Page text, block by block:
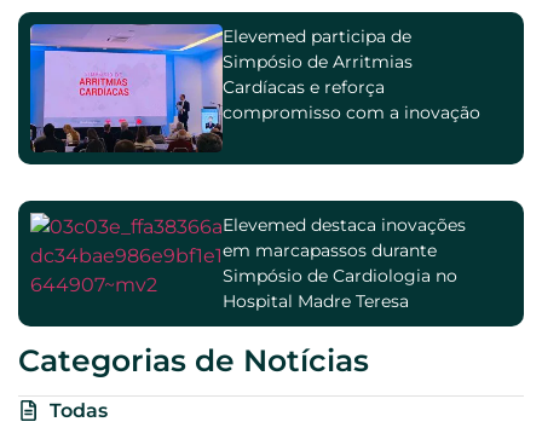
Elevemed participa de
Simpósio de Arritmias
Cardíacas e reforça
compromisso com a inovação
Elevemed destaca inovações
em marcapassos durante
Simpósio de Cardiologia no
Hospital Madre Teresa
Categorias de Notícias
Todas